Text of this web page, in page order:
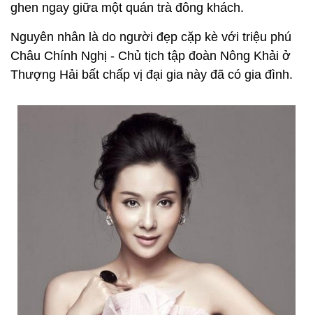
ghen ngay giữa một quán trà đông khách.
Nguyên nhân là do người đẹp cặp kè với triệu phú
Châu Chính Nghị - Chủ tịch tập đoàn Nông Khải ở
Thượng Hải bất chấp vị đại gia này đã có gia đình.